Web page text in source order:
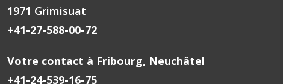
1971 Grimisuat
+41-27-588-00-72
Votre contact à Fribourg, Neuchâtel
+41-24-539-16-75